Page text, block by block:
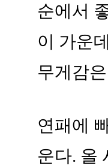
순에서
이 가운
무게감
연패에
운다. 올